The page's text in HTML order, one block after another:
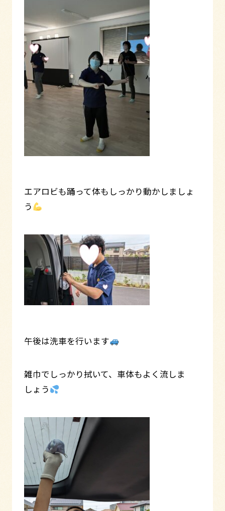
エアロビも踊って体もしっかり動かしましょ
う
午後は洗車を行います
雑巾でしっかり拭いて、車体もよく流しま
しょう